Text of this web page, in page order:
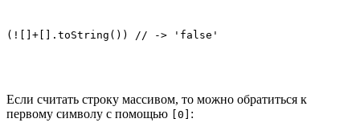
(![]+[].toString()) // -> 'false'
Если считать строку массивом, то можно обратиться к
первому символу с помощью
[0] :